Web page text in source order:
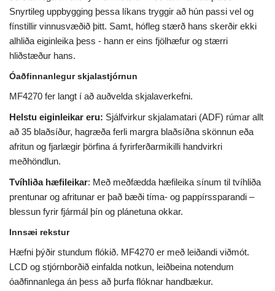
Snyrtileg uppbygging þessa líkans tryggir að hún passi vel og
fínstillir vinnusvæðið þitt. Samt, hófleg stærð hans skerðir ekki
alhliða eiginleika þess - hann er eins fjölhæfur og stærri
hliðstæður hans.
Óaðfinnanlegur skjalastjórnun
MF4270 fer langt í að auðvelda skjalaverkefni.
Helstu eiginleikar eru: Sjálfvirkur skjalamatari (ADF) rúmar allt
að 35 blaðsíður, hagræða ferli margra blaðsíðna skönnun eða
afritun og fjarlægir þörfina á fyrirferðarmikilli handvirkri
meðhöndlun.
Tvíhliða hæfileikar: Með meðfædda hæfileika sínum til tvíhliða
prentunar og afritunar er það bæði tíma- og pappírssparandi –
blessun fyrir fjármál þín og plánetuna okkar.
Innsæi rekstur
Hæfni þýðir stundum flókið. MF4270 er með leiðandi viðmót.
LCD og stjórnborðið einfalda notkun, leiðbeina notendum
óaðfinnanlega án þess að þurfa flóknar handbækur.